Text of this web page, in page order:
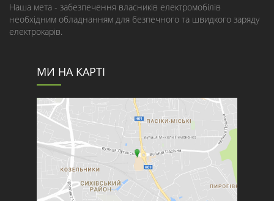
Наша мета - забезпечення власників електромобілів
необхідним обладнанням для безпечного та швидкого заряду
електрокарів.
МИ НА КАРТІ